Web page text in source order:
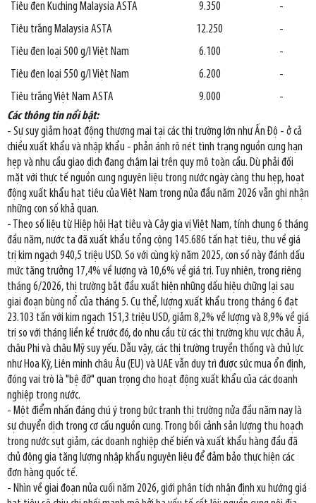
Tiêu đen Kuching Malaysia ASTA
9.350
-
Tiêu trắng Malaysia ASTA
12.250
-
Tiêu đen loại 500 g/l Việt Nam
6.100
-
Tiêu đen loại 550 g/l Việt Nam
6.200
-
Tiêu trắng Việt Nam ASTA
9.000
-
Các thông tin nổi bật:
- Sự suy giảm hoạt động thương mại tại các thị trường lớn như Ấn Độ - ở cả
chiều xuất khẩu và nhập khẩu - phản ánh rõ nét tình trạng nguồn cung hạn
hẹp và nhu cầu giao dịch đang chậm lại trên quy mô toàn cầu. Dù phải đối
mặt với thực tế nguồn cung nguyên liệu trong nước ngày càng thu hẹp, hoạt
động xuất khẩu hạt tiêu của Việt Nam trong nửa đầu năm 2026 vẫn ghi nhận
những con số khả quan.
- Theo số liệu từ Hiệp hội Hạt tiêu và Cây gia vị Việt Nam, tính chung 6 tháng
đầu năm, nước ta đã xuất khẩu tổng cộng 145.686 tấn hạt tiêu, thu về giá
trị kim ngạch 940,5 triệu USD. So với cùng kỳ năm 2025, con số này đánh dấu
mức tăng trưởng 17,4% về lượng và 10,6% về giá trị. Tuy nhiên, trong riêng
tháng 6/2026, thị trường bắt đầu xuất hiện những dấu hiệu chững lại sau
giai đoạn bùng nổ của tháng 5. Cụ thể, lượng xuất khẩu trong tháng 6 đạt
23.103 tấn với kim ngạch 151,3 triệu USD, giảm 8,2% về lượng và 8,9% về giá
trị so với tháng liền kề trước đó, do nhu cầu từ các thị trường khu vực châu Á,
châu Phi và châu Mỹ suy yếu. Dẫu vậy, các thị trường truyền thống và chủ lực
như Hoa Kỳ, Liên minh châu Âu (EU) và UAE vẫn duy trì được sức mua ổn định,
đóng vai trò là "bệ đỡ" quan trọng cho hoạt động xuất khẩu của các doanh
nghiệp trong nước.
- Một điểm nhấn đáng chú ý trong bức tranh thị trường nửa đầu năm nay là
sự chuyển dịch trong cơ cấu nguồn cung. Trong bối cảnh sản lượng thu hoạch
trong nước sụt giảm, các doanh nghiệp chế biến và xuất khẩu hàng đầu đã
chủ động gia tăng lượng nhập khẩu nguyên liệu để đảm bảo thực hiện các
đơn hàng quốc tế.
- Nhìn về giai đoạn nửa cuối năm 2026, giới phân tích nhận định xu hướng giá